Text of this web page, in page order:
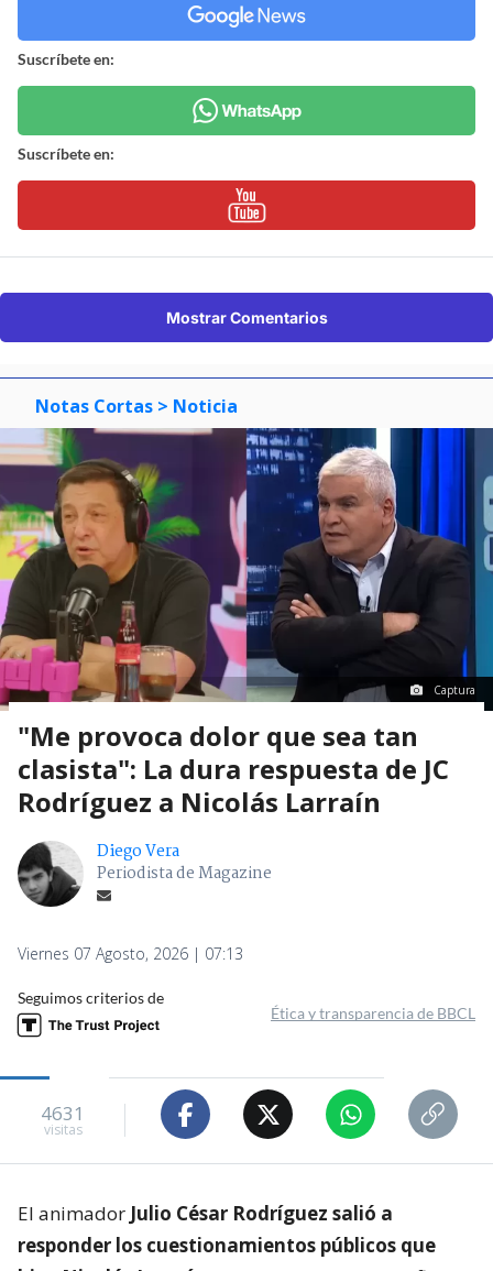
Suscríbete en:
Suscríbete en:
Mostrar Comentarios
Notas Cortas > Noticia
Captura
"Me provoca dolor que sea tan
clasista": La dura respuesta de JC
Rodríguez a Nicolás Larraín
Diego Vera
Periodista de Magazine
Viernes 07 Agosto, 2026 | 07:13
Seguimos criterios de
Ética y transparencia de BBCL
4631
visitas
El animador Julio César Rodríguez salió a
responder los cuestionamientos públicos que